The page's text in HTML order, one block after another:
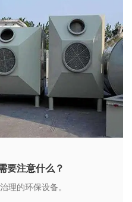
查阳极和阴极的表面是否有
时进行处理或更换。
电极和导电装置上的污垢和
可以使用砂纸、钢丝刷等工
极的位置正确，距离适中，
镀过程提供了一个封闭的空
，发生电化学反应，从而在
属镀层。
层的质量。例如，较高的温
能导致镀层粗糙；合适的 pH
要注意什么？
理的环保设备。